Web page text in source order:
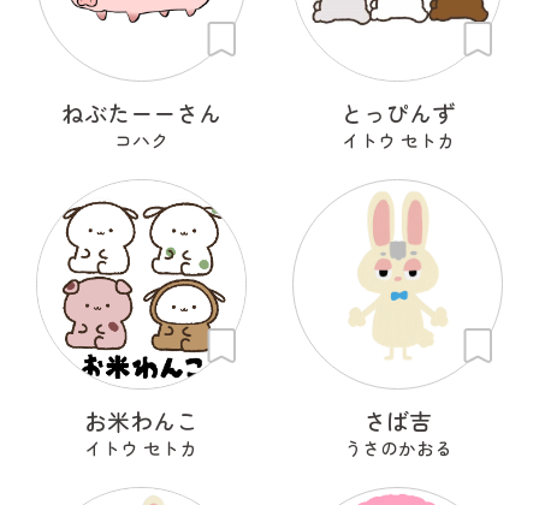
ねぶたーーさん
コハク
とっぴんず
イトウ セトカ
お米わんこ
イトウ セトカ
さば吉
うさのかおる